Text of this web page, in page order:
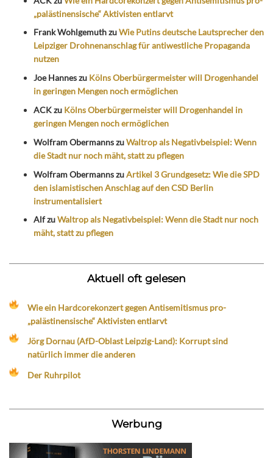
„palästinensische“ Aktivisten entlarvt
Frank WohlgemuthzuWie Putins deutsche Lautsprecher den
Leipziger Drohnenanschlag für antiwestliche Propaganda
nutzen
Joe Hanneszu Kölns Oberbürgermeister will Drogenhandel
in geringen Mengen noch ermöglichen
ACKzu Kölns Oberbürgermeister will Drogenhandel in
geringen Mengen noch ermöglichen
Wolfram ObermannszuWaltrop als Negativbeispiel: Wenn
die Stadt nur noch mäht, statt zu pflegen
Wolfram ObermannszuArtikel 3 Grundgesetz: Wie die SPD
den islamistischen Anschlag auf den CSD Berlin
instrumentalisiert
AlfzuWaltrop als Negativbeispiel: Wenn die Stadt nur noch
mäht, statt zu pflegen
Aktuell oft gelesen
Wie ein Hardcorekonzert gegen Antisemitismus pro-
„palästinensische“ Aktivisten entlarvt
Jörg Dornau (AfD-Oblast Leipzig-Land): Korrupt sind
natürlich immer die anderen
Der Ruhrpilot
Werbung